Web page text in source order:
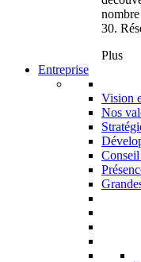
30.
Plus
Entreprise
Vision
Nos